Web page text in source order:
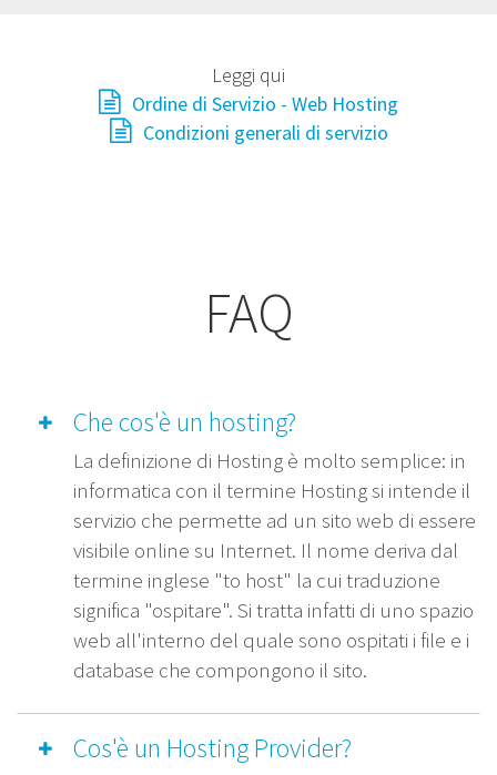
Leggi qui
Ordine di Servizio - Web Hosting
Condizioni generali di servizio
FAQ
Che cos'è un hosting?
La definizione di Hosting è molto semplice: in
informatica con il termine Hosting si intende il
servizio che permette ad un sito web di essere
visibile online su Internet. Il nome deriva dal
termine inglese "to host" la cui traduzione
significa "ospitare". Si tratta infatti di uno spazio
web all'interno del quale sono ospitati i file e i
database che compongono il sito.
Cos'è un Hosting Provider?